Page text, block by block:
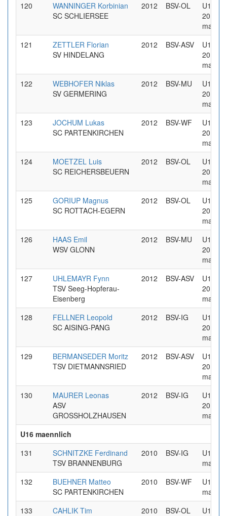
120
WANNINGER Korbinian
SC SCHLIERSEE
2012 BSV-OL
U14 Jg
2012
121
ZETTLER Florian
SV HINDELANG
2012 BSV-ASV
U14 Jg
2012
122
WEBHOFER Niklas
SV GERMERING
2012 BSV-MU
U14 Jg
2012
123
JOCHUM Lukas
SC PARTENKIRCHEN
2012 BSV-WF
U14 Jg
2012
124
MOETZEL Luis
SC REICHERSBEUERN
2012 BSV-OL
U14 Jg
2012
125
GORIUP Magnus
SC ROTTACH-EGERN
2012 BSV-OL
U14 Jg
2012
126
HAAS Emil
WSV GLONN
2012 BSV-MU
U14 Jg
2012
127
UHLEMAYR Fynn
TSV Seeg-Hopferau-
Eisenberg
2012 BSV-ASV
U14 Jg
2012
128
FELLNER Leopold
SC AISING-PANG
2012 BSV-IG
U14 Jg
2012
129
BERMANSEDER Moritz
TSV DIETMANNSRIED
2012 BSV-ASV
U14 Jg
2012
130
MAURER Leonas
ASV
GROSSHOLZHAUSEN
2012 BSV-IG
U14 Jg
2012
U16 maennlich
131
SCHNITZKE Ferdinand
TSV BRANNENBURG
2010 BSV-IG
U16
132
BUEHNER Matteo
SC PARTENKIRCHEN
2010 BSV-WF
U16
133
CAHLIK Tim
2010 BSV-OL
U16